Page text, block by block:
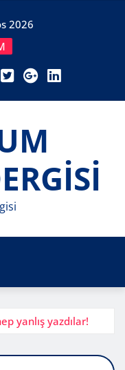
2026
yanlış yazdılar!